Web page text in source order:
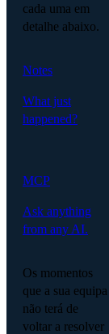
cada uma em
detalhe abaixo.
Notes
What just
happened?
MCP
Ask anything
from any AI.
Os momentos
que a sua equipa
não terá de
voltar a resolver